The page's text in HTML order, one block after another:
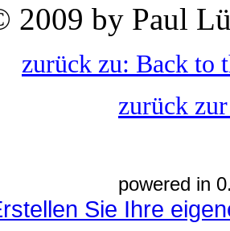
2009 by Paul
zurück zu: Back to
zurück
powered in
Sie Ihre